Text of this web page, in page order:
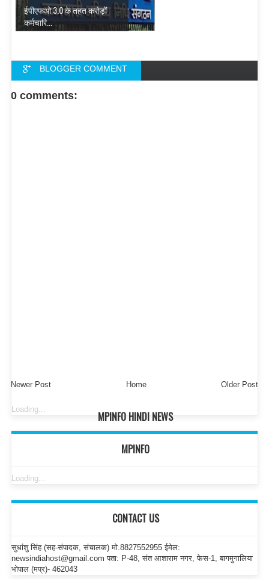
ईपीएफओ 3.0 के तहत करोड़ों
कर्मचारि...
BLOGGER COMMENT
FACEBOOK COMMENT
0 comments:
Newer Post Older Post
Home
MPINFO HINDI NEWS
Loading...
MPINFO
Loading...
CONTACT US
सुधांशु सिंह (सह-संपादक, संचालक) मो.8827552955 ईमेल:
newsindiahost@gmail.com पता: P-48, संत आशाराम नगर, फेस-1, बागमुगालिया
भोपाल (मप्र)- 462043